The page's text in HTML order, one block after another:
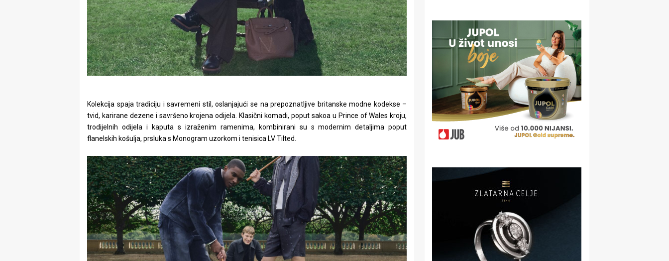
Kolekcija spaja tradiciju i savremeni stil, oslanjajući se na prepoznatljive britanske modne kodekse –
tvid, karirane dezene i savršeno krojena odijela. Klasični komadi, poput sakoa u Prince of Wales kroju,
trodijelnih odijela i kaputa s izraženim ramenima, kombinirani su s modernim detaljima poput
flanelskih košulja, prsluka s Monogram uzorkom i tenisica LV Tilted.